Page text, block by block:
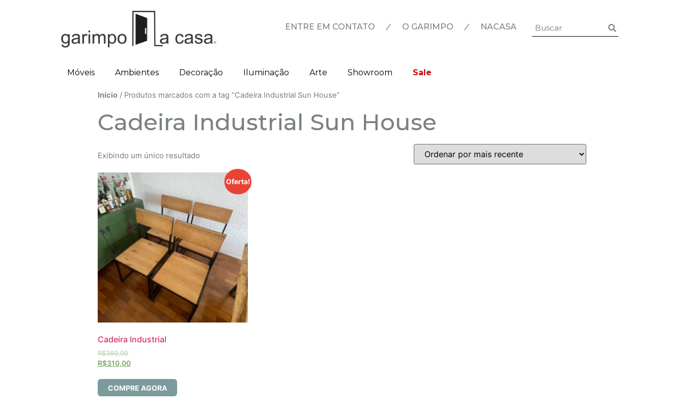
ENTRE EM CONTATO | O GARIMPO | NACASA
Móveis Ambientes Decoração Iluminação Arte Showroom Sale
Início / Produtos marcados com a tag “Cadeira Industrial Sun House”
Cadeira Industrial Sun House
Exibindo um único resultado
Oferta!
Cadeira Industrial
R$360,00
R$310,00
COMPRE AGORA